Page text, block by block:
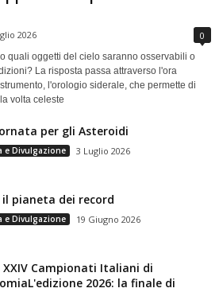
2026 0
quali oggetti del cielo saranno osservabili o
La risposta passa attraverso l'ora
l'orologio siderale, che permette di
volta celeste
per gli Asteroidi
e Divulgazione 3 Luglio 2026
pianeta dei record
e Divulgazione 19 Giugno 2026
XXIV Campionati Italiani di
2026: la finale di